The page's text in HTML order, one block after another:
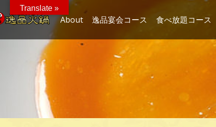
About 逸品宴会コース 食べ放題コース
Translate »